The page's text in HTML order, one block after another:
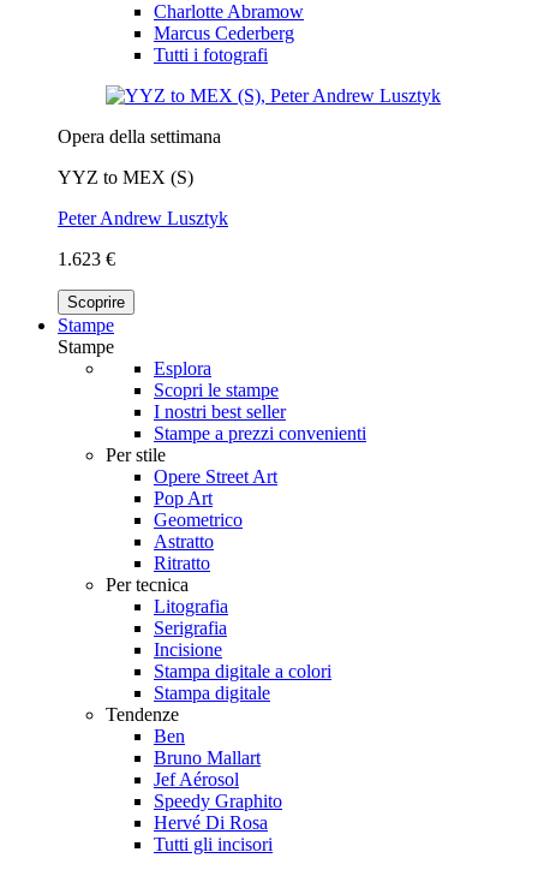
Charlotte Abramow
Marcus Cederberg
Tutti i fotografi
Opera della settimana
YYZ to MEX (S)
Peter Andrew Lusztyk
1.623 €
Scoprire
Stampe
Stampe
Esplora
Scopri le stampe
I nostri best seller
Stampe a prezzi convenienti
Per stile
Opere Street Art
Pop Art
Geometrico
Astratto
Ritratto
Per tecnica
Litografia
Serigrafia
Incisione
Stampa digitale a colori
Stampa digitale
Tendenze
Ben
Bruno Mallart
Jef Aérosol
Speedy Graphito
Hervé Di Rosa
Tutti gli incisori